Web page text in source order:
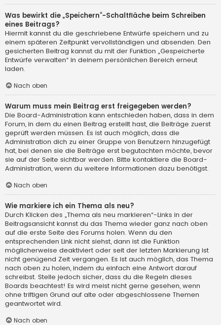
Was bewirkt die „Speichern“-Schaltfläche beim Schreiben
eines Beitrags?
Hiermit kannst du die geschriebene Entwürfe speichern und zu
einem späteren Zeitpunkt vervollständigen und absenden. Den
gesicherten Beitrag kannst du mit der Funktion „Gespeicherte
Entwürfe verwalten“ in deinem persönlichen Bereich erneut
laden.
Nach oben
Warum muss mein Beitrag erst freigegeben werden?
Die Board-Administration kann entschieden haben, dass in dem
Forum, in dem du einen Beitrag erstellt hast, die Beiträge zuerst
geprüft werden müssen. Es ist auch möglich, dass die
Administration dich zu einer Gruppe von Benutzern hinzugefügt
hat, bei denen sie die Beiträge erst begutachten möchte, bevor
sie auf der Seite sichtbar werden. Bitte kontaktiere die Board-
Administration, wenn du weitere Informationen dazu benötigst.
Nach oben
Wie markiere ich ein Thema als neu?
Durch Klicken des „Thema als neu markieren“-Links in der
Beitragsansicht kannst du das Thema wieder ganz nach oben
auf die erste Seite des Forums holen. Wenn du den
entsprechenden Link nicht siehst, dann ist die Funktion
möglicherweise deaktiviert oder seit der letzten Markierung ist
nicht genügend Zeit vergangen. Es ist auch möglich, das Thema
nach oben zu holen, indem du einfach eine Antwort darauf
schreibst. Stelle jedoch sicher, dass du die Regeln dieses
Boards beachtest! Es wird meist nicht gerne gesehen, wenn
ohne triftigen Grund auf alte oder abgeschlossene Themen
geantwortet wird.
Nach oben